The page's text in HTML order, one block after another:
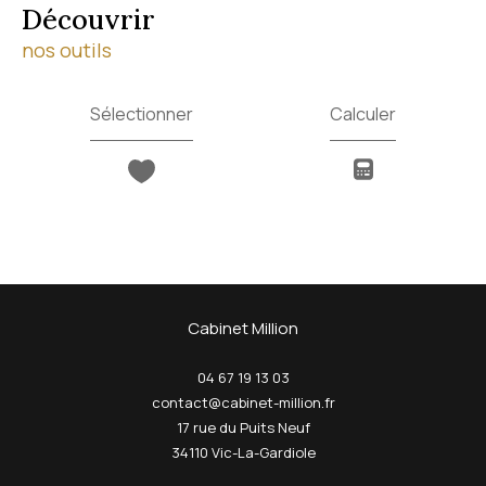
découvrir
nos outils
Sélectionner Calculer
Cabinet Million
04 67 19 13 03
contact@cabinet-million.fr
17 rue du Puits Neuf
34110
Vic-La-Gardiole